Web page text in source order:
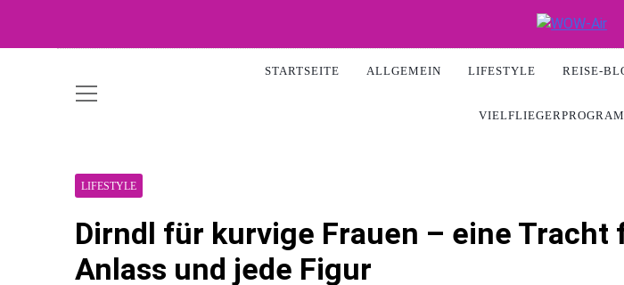
content
WOW-Air
STARTSEITE ALLGEMEIN LIFESTYLE REISE-
LIFESTYLE
Dirndl für kurvige Frauen – eine Tracht
Anlass und jede Figur